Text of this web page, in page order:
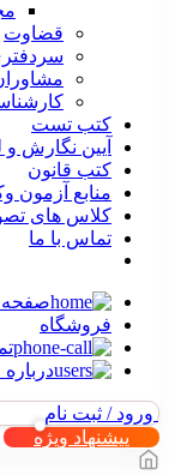
قضاوت
کتب تست
آیین نگارش و
کتب قانون
منابع آزمون
کلاس های
تماس با ما
صفحه
فروشگاه
درباره
ورود / ثبت نام
پیشنهاد ویژه